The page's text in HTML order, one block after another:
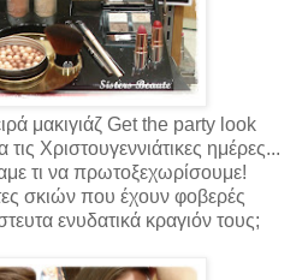
μακιγιάζ Get the party look
Χριστουγεννιάτικες ημέρες...
τι να πρωτοξεχωρίσουμε!
σκιών που έχουν φοβερές
ενυδατικά κραγιόν τους;